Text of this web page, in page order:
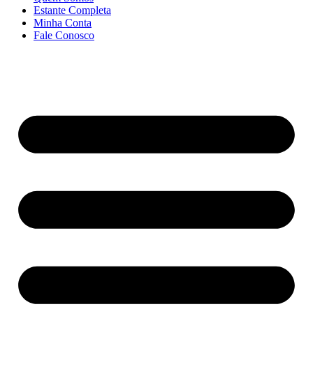
Estante Completa
Minha Conta
Fale Conosco